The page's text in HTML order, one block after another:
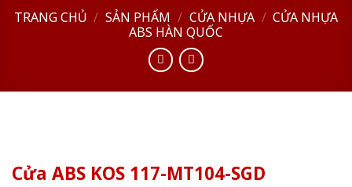
TRANG CHỦ / SẢN PHẨM / CỬA NHỰA / CỬA NHỰA
ABS HÀN QUỐC
Cửa ABS KOS 117-MT104-SGD